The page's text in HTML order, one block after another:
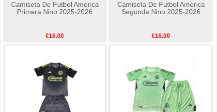
Camiseta De Futbol America
Primera Nino 2025-2026
€16.00
Camiseta De Futbol America
Segunda Nino 2025-2026
€16.00